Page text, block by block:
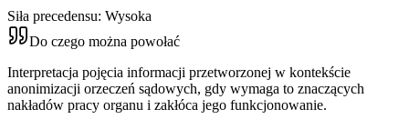
Siła precedensu: Wysoka
Do czego można powołać
Interpretacja pojęcia informacji przetworzonej w kontekście
anonimizacji orzeczeń sądowych, gdy wymaga to znaczących
nakładów pracy organu i zakłóca jego funkcjonowanie.